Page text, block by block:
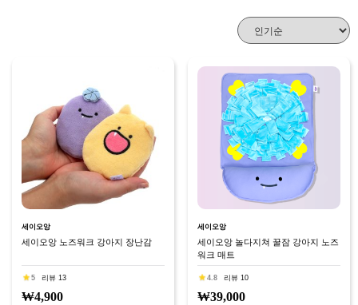
세이오앙
세이오앙 노즈워크 강아지 장난감
5 리뷰 13
₩4,900
세이오앙
세이오앙 놀다지쳐 꿀잠 강아지 노즈
워크 매트
4.8 리뷰 10
₩39,000